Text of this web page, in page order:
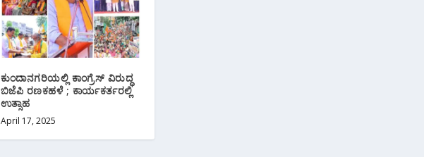
ಕುಂದಾನಗರಿಯಲ್ಲಿ ಕಾಂಗ್ರೆಸ್ ವಿರುದ್ಧ
ಬಿಜೆಪಿ ರಣಕಹಳೆ ; ಕಾರ್ಯಕರ್ತರಲ್ಲಿ
ಉತ್ಸಾಹ
April 17, 2025